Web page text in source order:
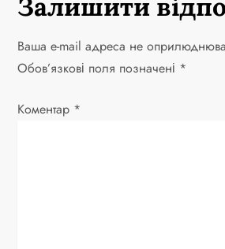
а
ц
Залишити
Ваша e-mail адреса не
Обов’язкові поля позначені *
Коментар *